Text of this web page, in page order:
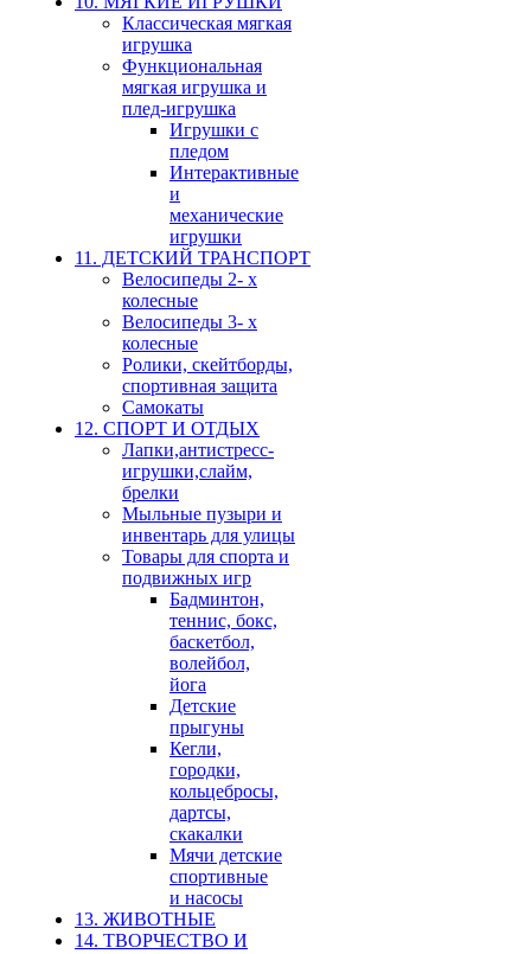
Классическая мягкая
игрушка
Функциональная
мягкая игрушка и
плед-игрушка
Игрушки с
пледом
Интерактивные
и
механические
игрушки
11. ДЕТСКИЙ ТРАНСПОРТ
Велосипеды 2- х
колесные
Велосипеды 3- х
колесные
Ролики, скейтборды,
спортивная защита
Самокаты
12. СПОРТ И ОТДЫХ
Лапки,антистресс-
игрушки,слайм,
брелки
Мыльные пузыри и
инвентарь для улицы
Товары для спорта и
подвижных игр
Бадминтон,
теннис, бокс,
баскетбол,
волейбол,
йога
Детские
прыгуны
Кегли,
городки,
кольцебросы,
дартсы,
скакалки
Мячи детские
спортивные
и насосы
13. ЖИВОТНЫЕ
14. ТВОРЧЕСТВО И